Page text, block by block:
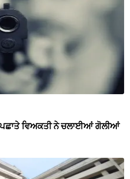
ਵਿਅਕਤੀ ਨੇ ਚਲਾਈਆਂ ਗੋਲੀਆਂ